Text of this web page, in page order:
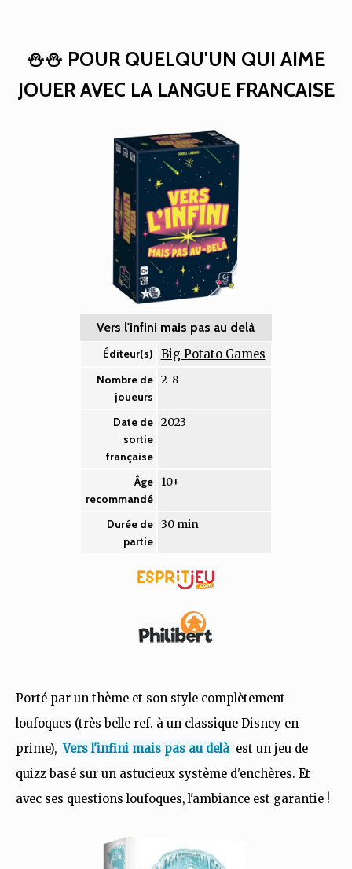
⛄⛄ POUR QUELQU'UN QUI AIME
JOUER AVEC LA LANGUE FRANCAISE
Vers l'infini mais pas au delà
Éditeur(s) Big Potato Games
Nombre de
joueurs
2-8
Date de
sortie
française
2023
Âge
recommandé
10+
Durée de
partie
30 min
Porté par un thème et son style complètement
loufoques (très belle ref. à un classique Disney en
prime), Vers l'infini mais pas au delà est un jeu de
quizz basé sur un astucieux système d'enchères. Et
avec ses questions loufoques, l'ambiance est garantie !